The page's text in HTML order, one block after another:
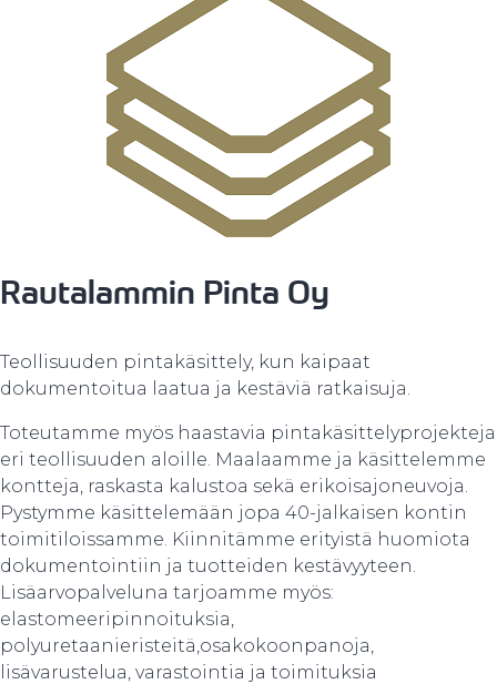
Rautalammin Pinta Oy
Teollisuuden pintakäsittely, kun kaipaat
dokumentoitua laatua ja kestäviä ratkaisuja.
Toteutamme myös haastavia pintakäsittelyprojekteja
eri teollisuuden aloille. Maalaamme ja käsittelemme
kontteja, raskasta kalustoa sekä erikoisajoneuvoja.
Pystymme käsittelemään jopa 40-jalkaisen kontin
toimitiloissamme. Kiinnitämme erityistä huomiota
dokumentointiin ja tuotteiden kestävyyteen.
Lisäarvopalveluna tarjoamme myös:
elastomeeripinnoituksia,
polyuretaanieristeitä,osakokoonpanoja,
lisävarustelua, varastointia ja toimituksia